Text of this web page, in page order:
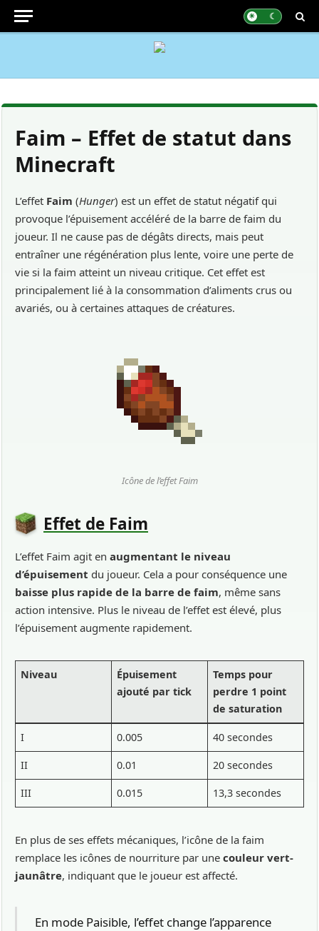
Faim – Effet de statut dans
Minecraft
L’effet Faim (Hunger) est un effet de statut négatif qui
provoque l’épuisement accéléré de la barre de faim du
joueur. Il ne cause pas de dégâts directs, mais peut
entraîner une régénération plus lente, voire une perte de
vie si la faim atteint un niveau critique. Cet effet est
principalement lié à la consommation d’aliments crus ou
avariés, ou à certaines attaques de créatures.
Icône de l’effet Faim
Effet de Faim
L’effet Faim agit en augmentant le niveau
d’épuisement du joueur. Cela a pour conséquence une
baisse plus rapide de la barre de faim, même sans
action intensive. Plus le niveau de l’effet est élevé, plus
l’épuisement augmente rapidement.
Niveau
Épuisement
ajouté par tick
Temps pour
perdre 1 point
de saturation
I 0.005 40 secondes
II 0.01 20 secondes
III 0.015 13,3 secondes
En plus de ses effets mécaniques, l’icône de la faim
remplace les icônes de nourriture par une couleur vert-
jaunâtre, indiquant que le joueur est affecté.
En mode Paisible, l’effet change l’apparence